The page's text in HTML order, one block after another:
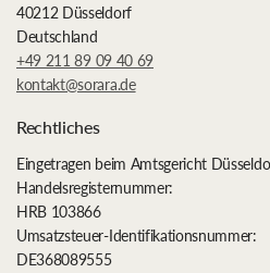
40212 Düsseldorf
Deutschland
+49 211 89 09 40 69
kontakt@sorara.de
Rechtliches
Eingetragen beim Amtsgericht
Handelsregisternummer:
HRB 103866
Umsatzsteuer-Identifikationsnummer:
DE368089555